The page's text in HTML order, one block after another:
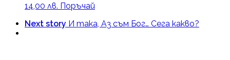
14,00 лв. Поръчай
Next story И така, Аз съм Бог… Сега какво?